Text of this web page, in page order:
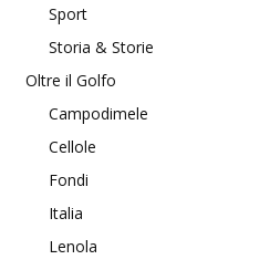
Sport
Storia & Storie
Oltre il Golfo
Campodimele
Cellole
Fondi
Italia
Lenola